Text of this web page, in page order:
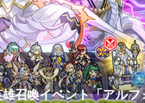
雄召喚イベント「アル